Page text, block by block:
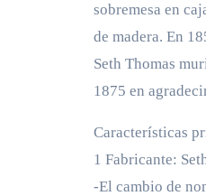
sobremesa en
de madera. En
Seth Thomas
1875 en
Características
1 Fabricante:
-El cambio de